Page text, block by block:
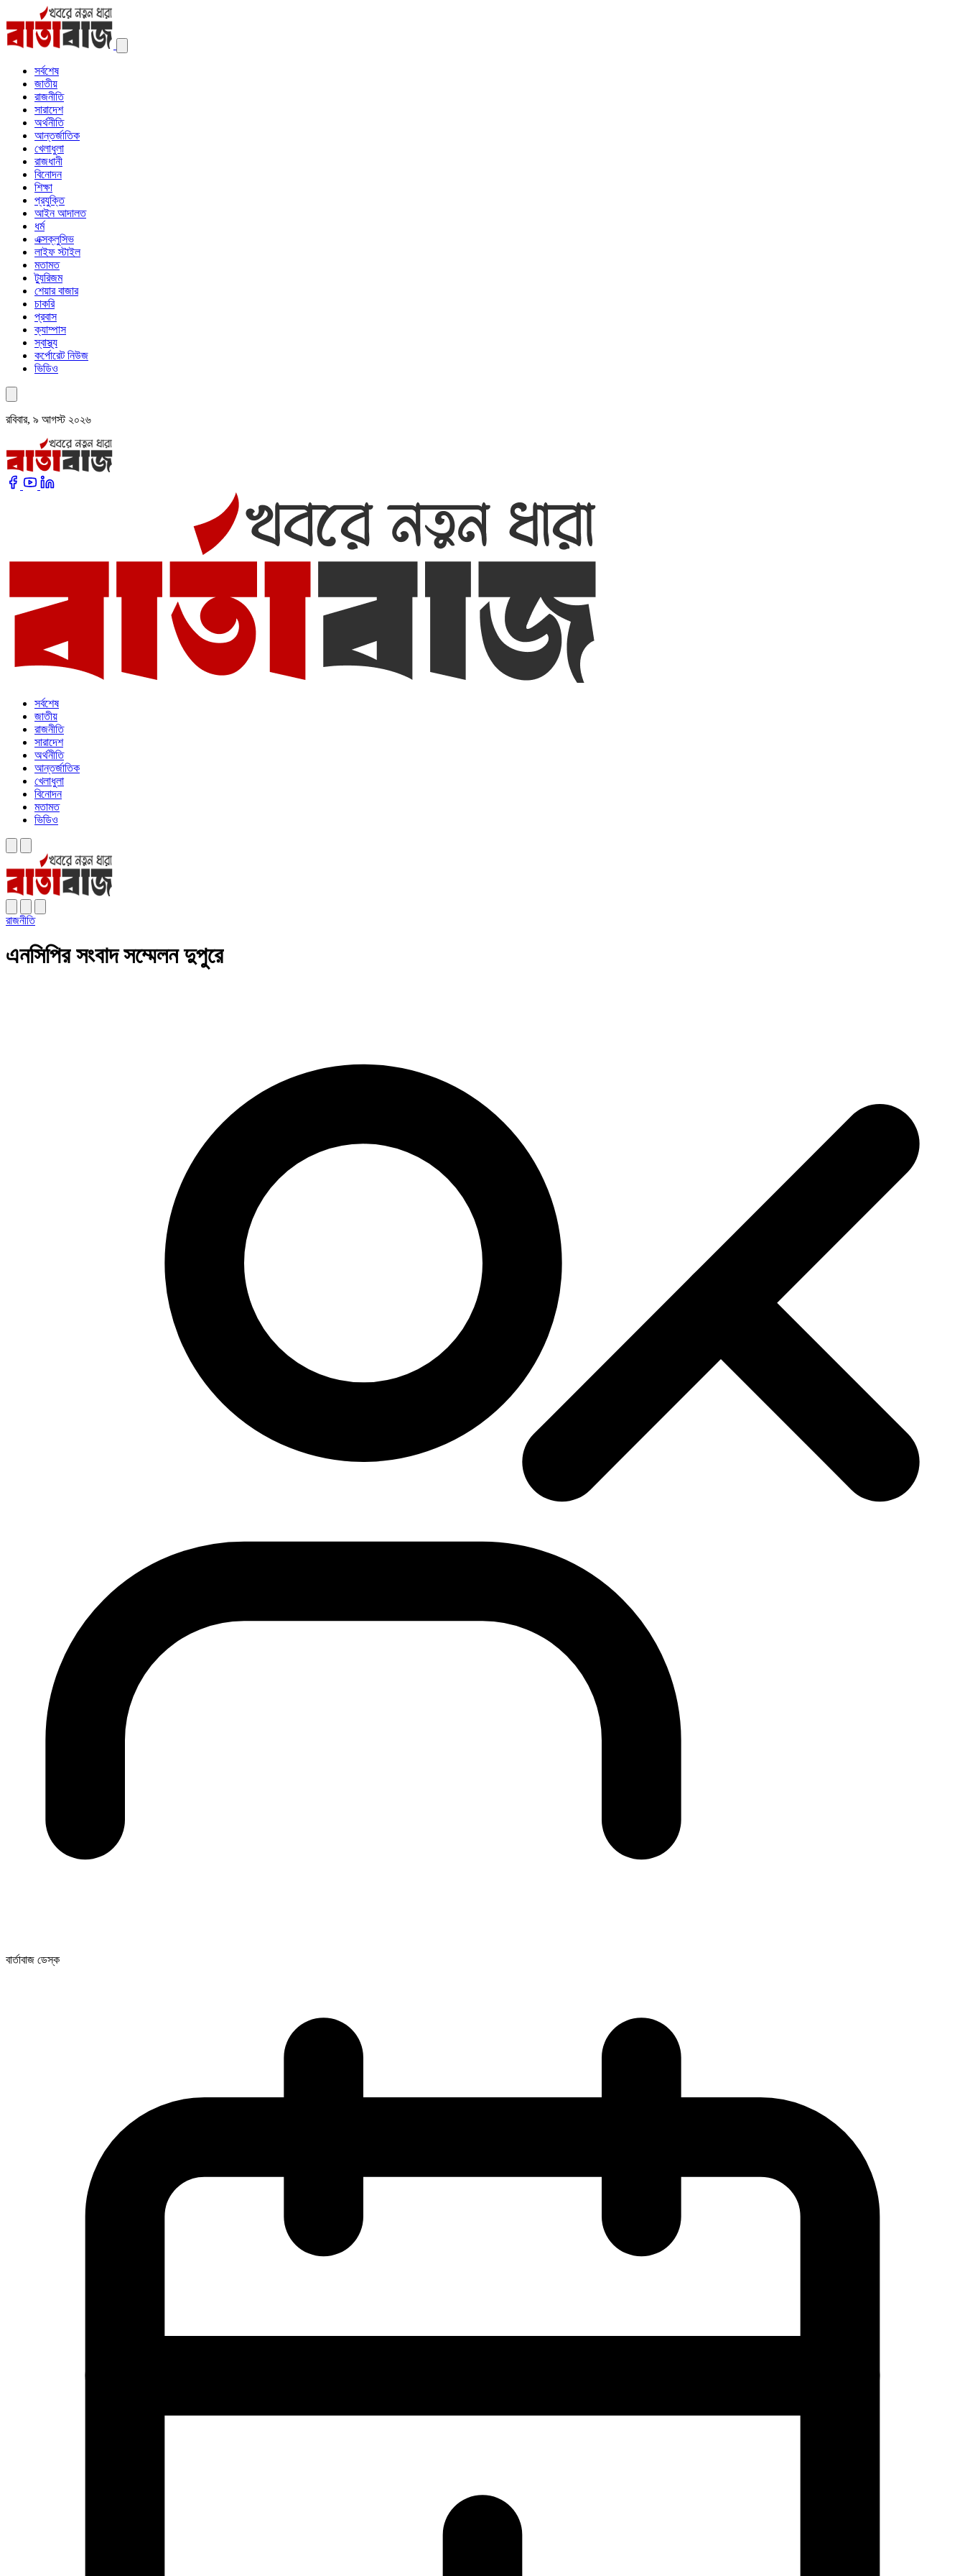
সর্বশেষ
জাতীয়
রাজনীতি
সারাদেশ
অর্থনীতি
আন্তর্জাতিক
খেলাধুলা
রাজধানী
বিনোদন
শিক্ষা
প্রযুক্তি
আইন আদালত
ধর্ম
এক্সক্লুসিভ
লাইফ স্টাইল
মতামত
ট্যুরিজম
শেয়ার বাজার
চাকরি
প্রবাস
ক্যাম্পাস
স্বাস্থ্য
কর্পোরেট নিউজ
ভিডিও
রবিবার, ৯ আগস্ট ২০২৬
সর্বশেষ
জাতীয়
রাজনীতি
সারাদেশ
অর্থনীতি
আন্তর্জাতিক
খেলাধুলা
বিনোদন
মতামত
ভিডিও
রাজনীতি
এনসিপির সংবাদ সম্মেলন দুপুরে
বার্তাবাজ ডেস্ক